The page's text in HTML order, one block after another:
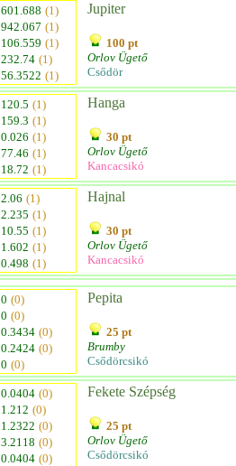
601.688 (1)
942.067 (1)
106.559 (1)
232.74 (1)
56.3522 (1)
Jupiter
100 pt
Orlov Ügető
Csődör
120.5 (1)
159.3 (1)
0.026 (1)
77.46 (1)
18.72 (1)
Hanga
30 pt
Orlov Ügető
Kancacsikó
2.06 (1)
2.235 (1)
10.55 (1)
1.602 (1)
0.498 (1)
Hajnal
30 pt
Orlov Ügető
Kancacsikó
0 (0)
0 (0)
0.3434 (0)
0.2424 (0)
0 (0)
Pepita
25 pt
Brumby
Csődörcsikó
0.0404 (0)
1.212 (0)
1.2322 (0)
3.2118 (0)
0.0404 (0)
Fekete Szépség
25 pt
Orlov Ügető
Csődörcsikó